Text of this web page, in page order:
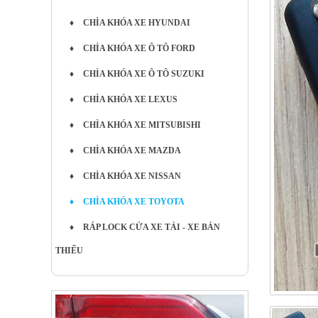
♦ CHÌA KHÓA XE HYUNDAI
♦ CHÌA KHÓA XE Ô TÔ FORD
♦ CHÌA KHÓA XE Ô TÔ SUZUKI
♦ CHÌA KHÓA XE LEXUS
♦ CHÌA KHÓA XE MITSUBISHI
♦ CHÌA KHÓA XE MAZDA
♦ CHÌA KHÓA XE NISSAN
♦ CHÌA KHÓA XE TOYOTA
♦ RÁP LOCK CỬA XE TẢI - XE BẢN
THIẾU